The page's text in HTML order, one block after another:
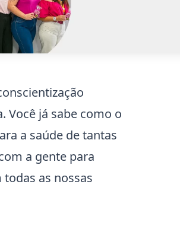
Você já sabe como o
a saúde de tantas
a gente para
as nossas